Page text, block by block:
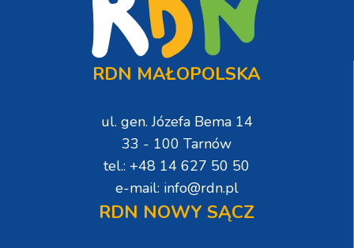
RDN MAŁOPOLSKA
ul. gen. Józefa Bema 14
33 - 100 Tarnów
tel.: +48 14 627 50 50
e-mail: info@rdn.pl
RDN NOWY SĄCZ